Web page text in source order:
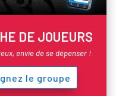
DE JOUEURS
envie de se dépenser !
le groupe